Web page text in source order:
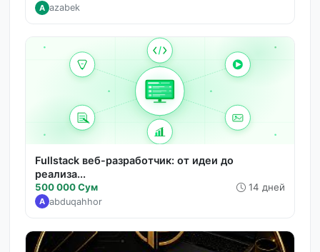
A azabek
Fullstack веб-разработчик: от идеи до
реализа...
500 000 Сум 14 дней
A abduqahhor